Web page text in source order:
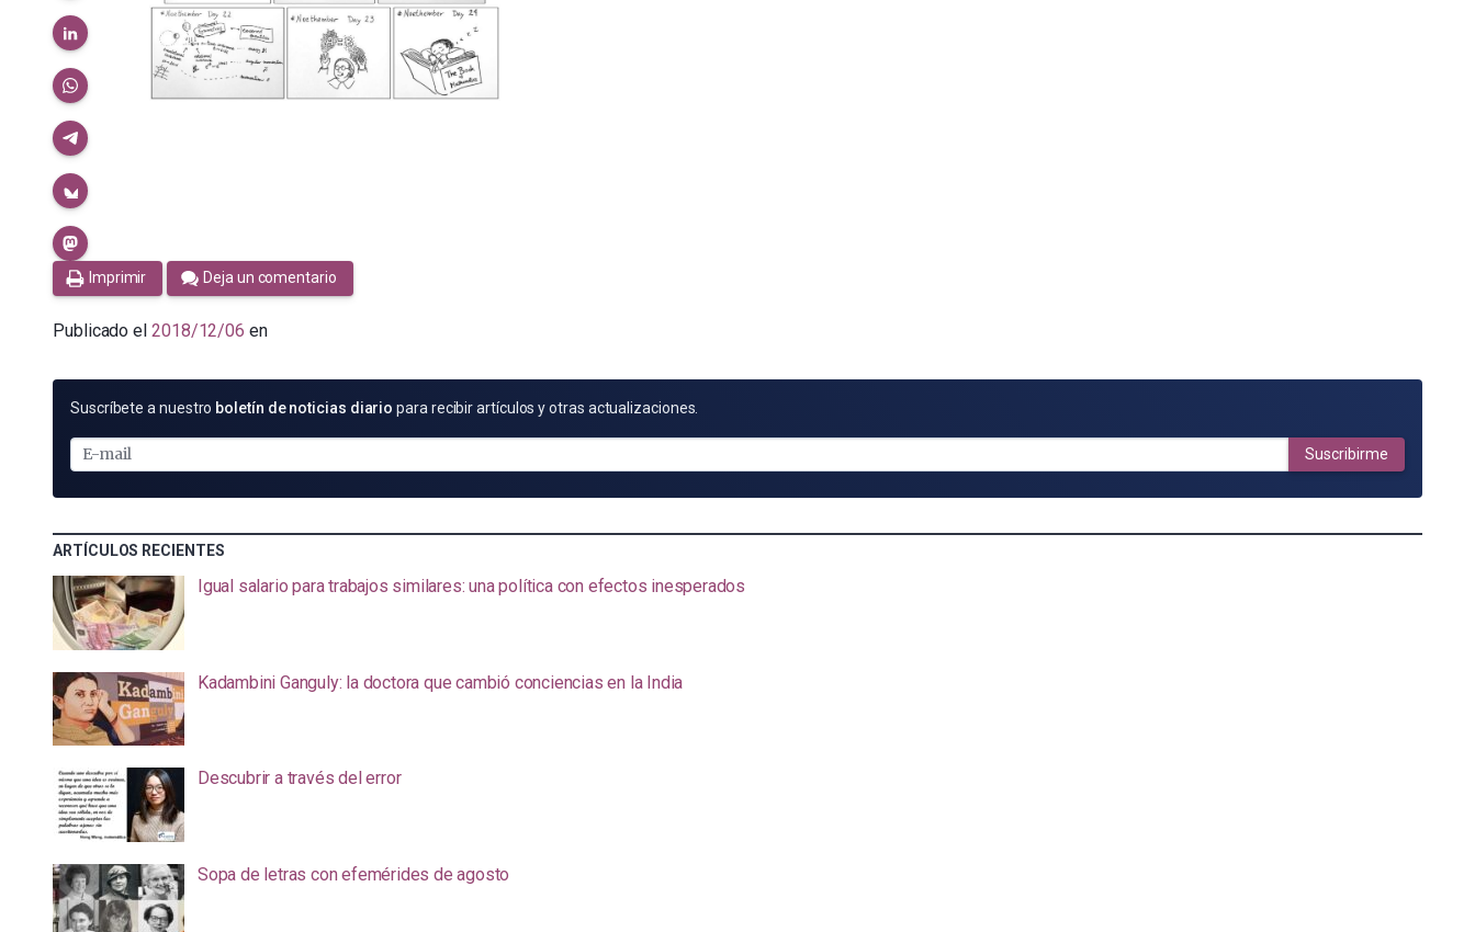
Imprimir Deja un comentario
Publicado el 2018/12/06 en
SUSCRÍBETE
E-
MAIL
Suscríbete a nuestro boletín de noticias diario para recibir artículos y otras actualizaciones.
Suscribirme
ARTÍCULOS RECIENTES
Igual salario para trabajos similares: una política con efectos inesperados
Kadambini Ganguly: la doctora que cambió conciencias en la India
Descubrir a través del error
Sopa de letras con efemérides de agosto